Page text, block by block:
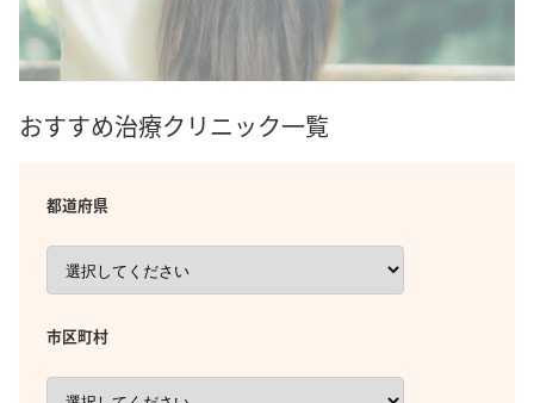
おすすめ治療クリニック一覧
都道府県
市区町村